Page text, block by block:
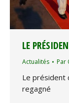
LE
Actualités Par
Le président
regagné